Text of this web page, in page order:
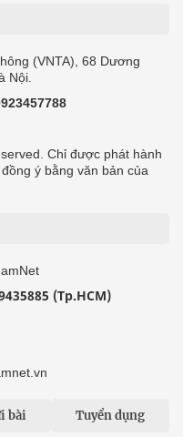
(VNTA), 68 Dương
Nội.
Chỉ được phát hành
ý bằng văn bản của
(Tp.HCM)
bài Tuyển dụng